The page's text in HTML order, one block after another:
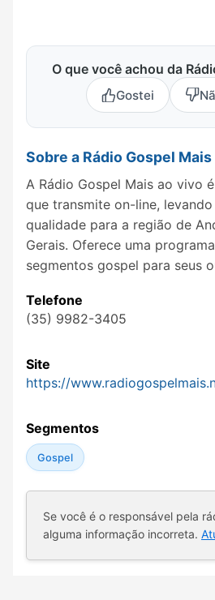
O que você achou da
Gostei
Sobre a Rádio Gospel Mais
A Rádio Gospel Mais ao vivo
que transmite on-line,
qualidade para a região de
Gerais. Oferece uma
segmentos gospel para seus
Telefone
(35) 9982-3405
Site
https://
Segmentos
Gospel
Se você é o responsável pela
alguma informação incorreta.